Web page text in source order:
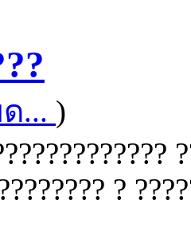
... )
?